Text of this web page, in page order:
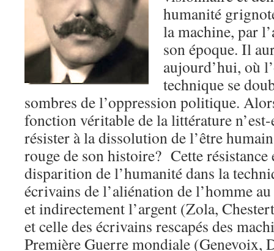
humanité
la machine, par
son époque. Il
aujourd’hui, où
technique se
sombres de l’oppression politique.
fonction véritable de la littérature
résister à la dissolution de l’être
rouge de son histoire? Cette résistance
disparition de l’humanité dans la
écrivains de l’aliénation de l’homme
et indirectement l’argent (Zola,
et celle des écrivains rescapés des
Première Guerre mondiale (Genevoix,